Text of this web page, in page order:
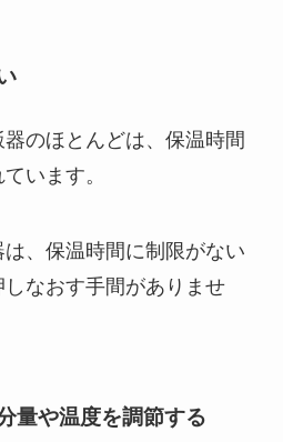
のほとんどは、保温時間
います。
、保温時間に制限がない
なおす手間がありませ
量や温度を調節する